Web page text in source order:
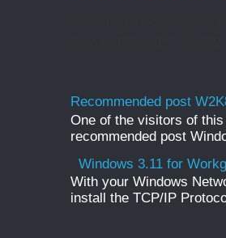
Recommended post
One of the visitors of
recommended post
Windows 3.11 for
With your Windows
install the TCP/IP